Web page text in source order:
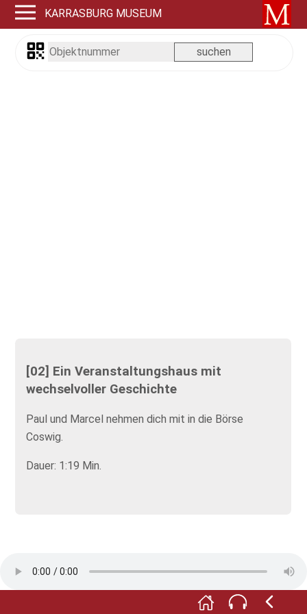
KARRASBURG MUSEUM
[02] Ein Veranstaltungshaus mit
wechselvoller Geschichte
Paul und Marcel nehmen dich mit in die Börse
Coswig.
Dauer: 1:19 Min.